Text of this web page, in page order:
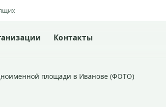
Контакты
площади в Иванове (ФОТО)